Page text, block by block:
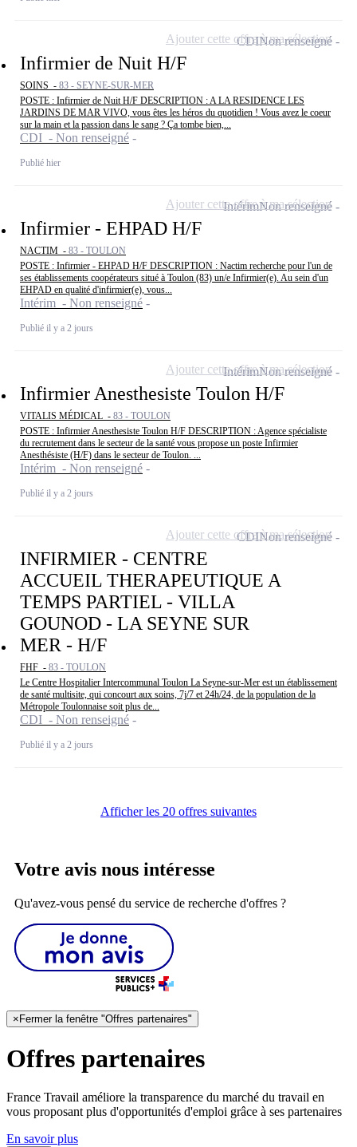
Infirmier de Nuit H/F
SOINS - 83 - SEYNE-SUR-MER
POSTE : Infirmier de Nuit H/F DESCRIPTION : A LA RESIDENCE LES
JARDINS DE MAR VIVO, vous êtes les héros du quotidien ! Vous avez le coeur
sur la main et la passion dans le sang ? Ça tombe bien,...
CDI - Non renseigné
Publié hier
CDINon renseigné
Ajouter cette offre à ma sélection
Infirmier - EHPAD H/F
NACTIM - 83 - TOULON
POSTE : Infirmier - EHPAD H/F DESCRIPTION : Nactim recherche pour l'un de
ses établissements coopérateurs situé à Toulon (83) un/e Infirmier(e). Au sein d'un
EHPAD en qualité d'infirmier(e), vous...
Intérim - Non renseigné
Publié il y a 2 jours
IntérimNon renseigné
Ajouter cette offre à ma sélection
Infirmier Anesthesiste Toulon H/F
VITALIS MÉDICAL - 83 - TOULON
POSTE : Infirmier Anesthesiste Toulon H/F DESCRIPTION : Agence spécialiste
du recrutement dans le secteur de la santé vous propose un poste Infirmier
Anesthésiste (H/F) dans le secteur de Toulon. ...
Intérim - Non renseigné
Publié il y a 2 jours
IntérimNon renseigné
Ajouter cette offre à ma sélection
INFIRMIER - CENTRE
ACCUEIL THERAPEUTIQUE A
TEMPS PARTIEL - VILLA
GOUNOD - LA SEYNE SUR
MER - H/F
FHF - 83 - TOULON
Le Centre Hospitalier Intercommunal Toulon La Seyne-sur-Mer est un établissement
de santé multisite, qui concourt aux soins, 7j/7 et 24h/24, de la population de la
Métropole Toulonnaise soit plus de...
CDI - Non renseigné
Publié il y a 2 jours
CDINon renseigné
Ajouter cette offre à ma sélection
Afficher les 20 offres suivantes
Votre avis nous intéresse
Qu'avez-vous pensé du service de recherche d'offres ?
×Fermer la fenêtre "Offres partenaires"
Offres partenaires
France Travail améliore la transparence du marché du travail en
vous proposant plus d'opportunités d'emploi grâce à ses partenaires
En savoir plus